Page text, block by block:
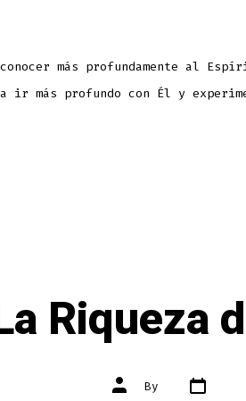
más profundamente al
ir más profundo con Él y
Riqueza
Post
author
By Post
date